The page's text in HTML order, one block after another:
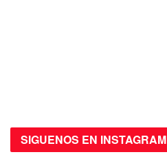
SIGUENOS EN INSTAGRAM